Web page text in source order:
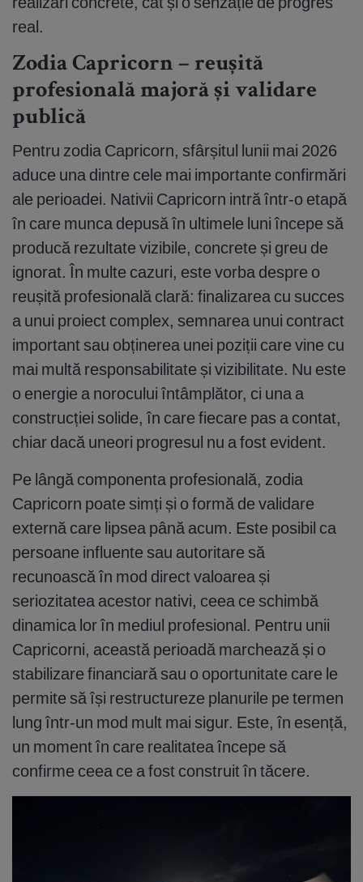
real.
Zodia Capricorn – reușită
profesională majoră și validare
publică
Pentru zodia Capricorn, sfârșitul lunii mai 2026
aduce una dintre cele mai importante confirmări
ale perioadei. Nativii Capricorn intră într-o etapă
în care munca depusă în ultimele luni începe să
producă rezultate vizibile, concrete și greu de
ignorat. În multe cazuri, este vorba despre o
reușită profesională clară: finalizarea cu succes
a unui proiect complex, semnarea unui contract
important sau obținerea unei poziții care vine cu
mai multă responsabilitate și vizibilitate. Nu este
o energie a norocului întâmplător, ci una a
construcției solide, în care fiecare pas a contat,
chiar dacă uneori progresul nu a fost evident.
Pe lângă componenta profesională, zodia
Capricorn poate simți și o formă de validare
externă care lipsea până acum. Este posibil ca
persoane influente sau autoritare să
recunoască în mod direct valoarea și
seriozitatea acestor nativi, ceea ce schimbă
dinamica lor în mediul profesional. Pentru unii
Capricorni, această perioadă marchează și o
stabilizare financiară sau o oportunitate care le
permite să își restructureze planurile pe termen
lung într-un mod mult mai sigur. Este, în esență,
un moment în care realitatea începe să
confirme ceea ce a fost construit în tăcere.